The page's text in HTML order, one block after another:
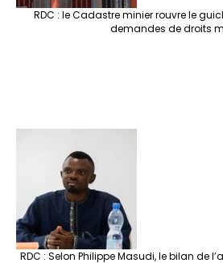
RDC : le Cadastre minier rouvre le
demandes de droits
RDC : Selon Philippe Masudi, le bilan de